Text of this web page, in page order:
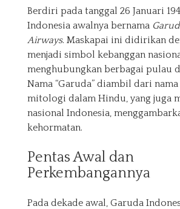
Berdiri pada tanggal 26 Januari
Indonesia awalnya bernama
Airways. Maskapai ini didirikan
menjadi simbol kebanggan
menghubungkan berbagai pulau
Nama “Garuda” diambil dari
mitologi dalam Hindu, yang juga
nasional Indonesia,
kehormatan.
Pentas Awal dan
Perkembangannya
Pada dekade awal, Garuda